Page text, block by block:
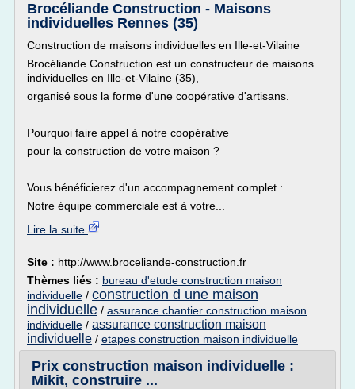
Brocéliande Construction - Maisons
individuelles Rennes (35)
Construction de maisons individuelles en Ille-et-Vilaine
Brocéliande Construction est un constructeur de maisons
individuelles en Ille-et-Vilaine (35),
organisé sous la forme d'une coopérative d'artisans.
Pourquoi faire appel à notre coopérative
pour la construction de votre maison ?
Vous bénéficierez d'un accompagnement complet :
Notre équipe commerciale est à votre...
Lire la suite
Site : http://www.broceliande-construction.fr
Thèmes liés : bureau d'etude construction maison
individuelle / construction d une maison
individuelle / assurance chantier construction maison
individuelle / assurance construction maison
individuelle / etapes construction maison individuelle
Prix construction maison individuelle :
Mikit, construire ...